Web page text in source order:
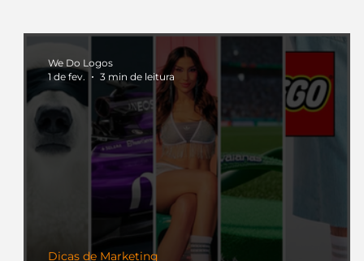
Dicas de Marketing
We Do Logos
1 de fev.
3 min de leitura